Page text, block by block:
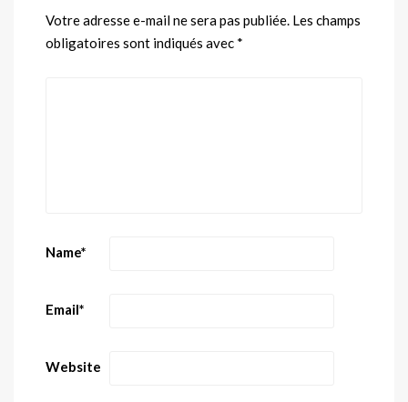
Votre adresse e-mail ne sera pas publiée. Les champs
obligatoires sont indiqués avec *
Name*
Email*
Website